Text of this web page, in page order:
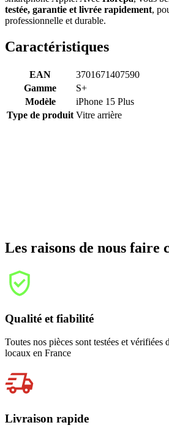
testée, garantie et livrée rapidement,
professionnelle et durable.
Caractéristiques
EAN
3701671407590
Gamme
S+
Modèle
iPhone 15 Plus
Type de produit Vitre arrière
Les raisons de nous faire
Qualité et fiabilité
Toutes nos pièces sont testées et vérifiées
locaux en France
Livraison rapide